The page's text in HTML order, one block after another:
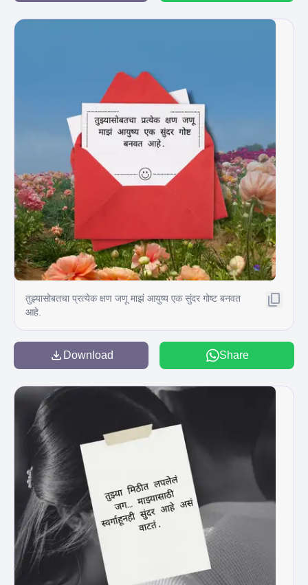
तुझ्यासोबतचा प्रत्येक क्षण जणू माझं आयुष्य एक सुंदर गोष्ट बनवत
आहे.
Download Share